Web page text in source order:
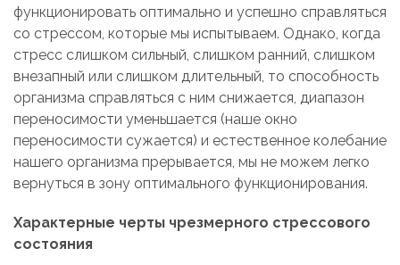
функционировать оптимально и успешно справляться
со стрессом, которые мы испытываем. Однако, когда
стресс слишком сильный, слишком ранний, слишком
внезапный или слишком длительный, то способность
организма справляться с ним снижается, диапазон
переносимости уменьшается (наше окно
переносимости сужается) и естественное колебание
нашего организма прерывается, мы не можем легко
вернуться в зону оптимального функционирования.
Характерные черты чрезмерного стрессового
состояния